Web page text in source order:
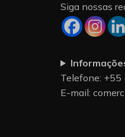
Siga nossas
Telefone:
E-mail: